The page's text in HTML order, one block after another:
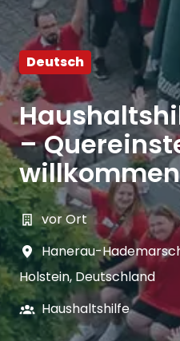
Deutsch
–
vor Ort
Hanerau-
Holstein, Deutschland
Haushaltshilfe